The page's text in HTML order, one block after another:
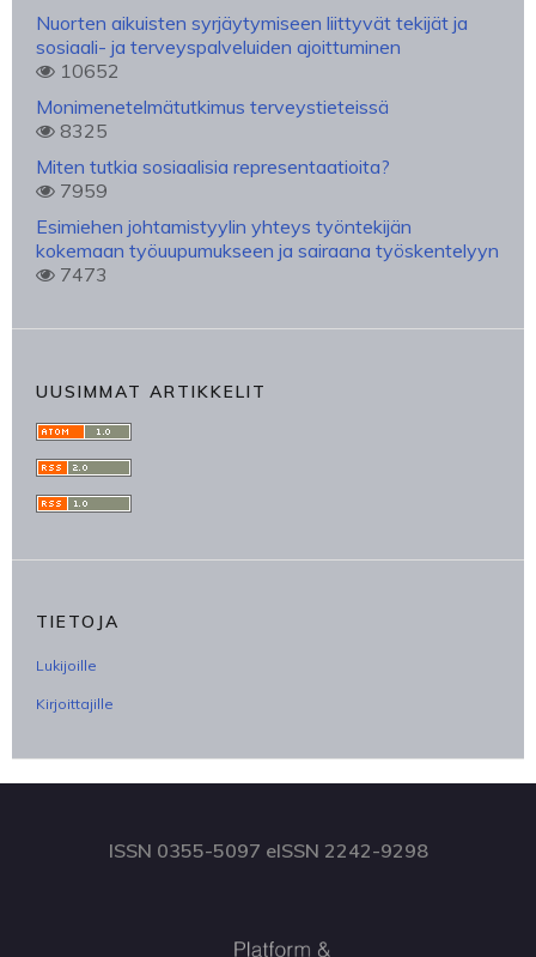
Nuorten aikuisten syrjäytymiseen liittyvät tekijät ja
sosiaali- ja terveyspalveluiden ajoittuminen
10652
Monimenetelmätutkimus terveystieteissä
8325
Miten tutkia sosiaalisia representaatioita?
7959
Esimiehen johtamistyylin yhteys työntekijän
kokemaan työuupumukseen ja sairaana työskentelyyn
7473
UUSIMMAT ARTIKKELIT
TIETOJA
Lukijoille
Kirjoittajille
ISSN 0355-5097 eISSN 2242-9298